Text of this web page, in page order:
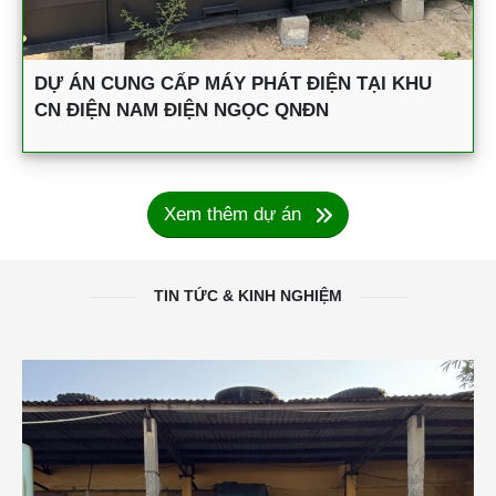
DỰ ÁN CUNG CẤP MÁY PHÁT ĐIỆN TẠI KHU
CN ĐIỆN NAM ĐIỆN NGỌC QNĐN
Xem thêm dự án
TIN TỨC & KINH NGHIỆM